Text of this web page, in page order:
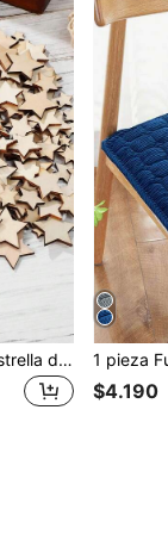
100 piezas de formas de estrella de madera hueca en blanco para manualidades de boda DIY, surtido de tamaños
$4.190